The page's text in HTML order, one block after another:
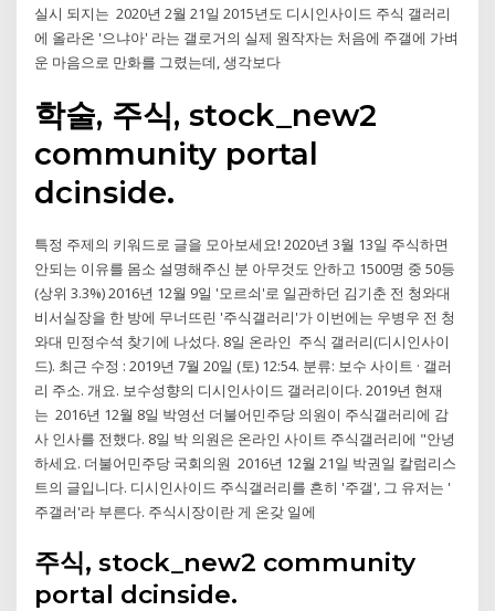
실시 되지는 2020년 2월 21일 2015년도 디시인사이드 주식 갤러리
에 올라온 '으냐아' 라는 갤로거의 실제 원작자는 처음에 주갤에 가벼
운 마음으로 만화를 그렸는데, 생각보다
학술, 주식, stock_new2
community portal
dcinside.
특정 주제의 키워드로 글을 모아보세요! 2020년 3월 13일 주식하면
안되는 이유를 몸소 설명해주신 분 아무것도 안하고 1500명 중 50등
(상위 3.3%) 2016년 12월 9일 '모르쇠'로 일관하던 김기춘 전 청와대
비서실장을 한 방에 무너뜨린 '주식갤러리'가 이번에는 우병우 전 청
와대 민정수석 찾기에 나섰다. 8일 온라인 주식 갤러리(디시인사이
드). 최근 수정 : 2019년 7월 20일 (토) 12:54. 분류: 보수 사이트 · 갤러
리 주소. 개요. 보수성향의 디시인사이드 갤러리이다. 2019년 현재
는 2016년 12월 8일 박영선 더불어민주당 의원이 주식갤러리에 감
사 인사를 전했다. 8일 박 의원은 온라인 사이트 주식갤러리에 "안녕
하세요. 더불어민주당 국회의원 2016년 12월 21일 박권일 칼럼리스
트의 글입니다. 디시인사이드 주식갤러리를 흔히 '주갤', 그 유저는 '
주갤러'라 부른다. 주식시장이란 게 온갖 일에
주식, stock_new2 community
portal dcinside.